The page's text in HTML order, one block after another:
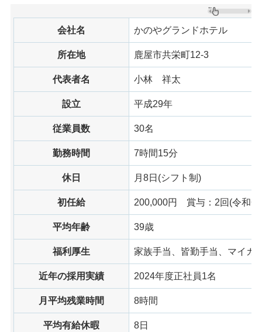
会社名 かのやグランドホテル
所在地 鹿屋市共栄町12-3
代表者名 小林 祥太
設立 平成29年
従業員数 30名
勤務時間 7時間15分
休日 月8日(シフト制)
初任給 200,000円 賞与：2回(令和6
平均年齢 39歳
福利厚生 家族手当、皆勤手当、マイカ
近年の採用実績 2024年度正社員1名
月平均残業時間 8時間
平均有給休暇 8日